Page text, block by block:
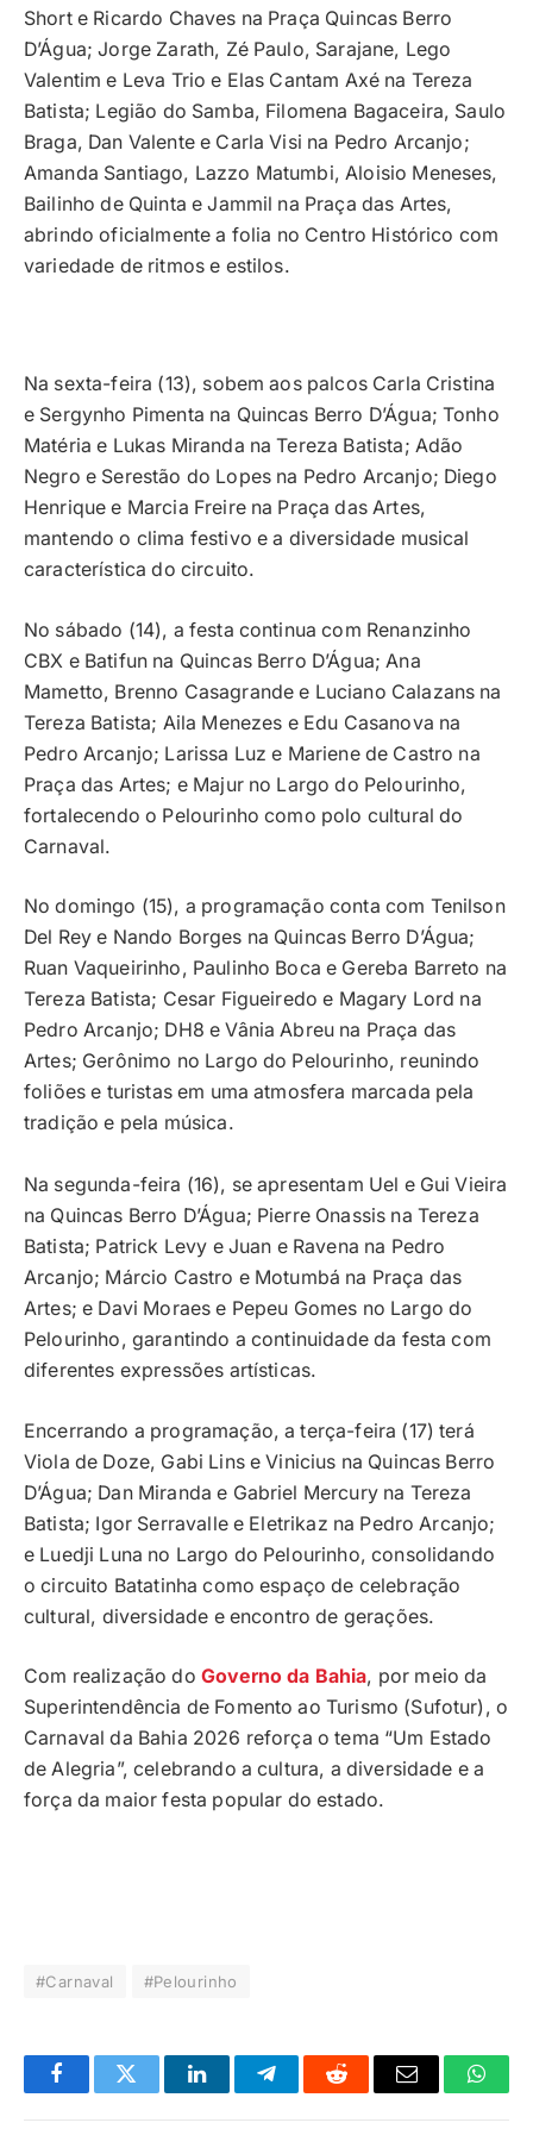
Short e Ricardo Chaves na Praça Quincas Berro
D’Água; Jorge Zarath, Zé Paulo, Sarajane, Lego
Valentim e Leva Trio e Elas Cantam Axé na Tereza
Batista; Legião do Samba, Filomena Bagaceira, Saulo
Braga, Dan Valente e Carla Visi na Pedro Arcanjo;
Amanda Santiago, Lazzo Matumbi, Aloisio Meneses,
Bailinho de Quinta e Jammil na Praça das Artes,
abrindo oficialmente a folia no Centro Histórico com
variedade de ritmos e estilos.
Na sexta-feira (13), sobem aos palcos Carla Cristina
e Sergynho Pimenta na Quincas Berro D’Água; Tonho
Matéria e Lukas Miranda na Tereza Batista; Adão
Negro e Serestão do Lopes na Pedro Arcanjo; Diego
Henrique e Marcia Freire na Praça das Artes,
mantendo o clima festivo e a diversidade musical
característica do circuito.
No sábado (14), a festa continua com Renanzinho
CBX e Batifun na Quincas Berro D’Água; Ana
Mametto, Brenno Casagrande e Luciano Calazans na
Tereza Batista; Aila Menezes e Edu Casanova na
Pedro Arcanjo; Larissa Luz e Mariene de Castro na
Praça das Artes; e Majur no Largo do Pelourinho,
fortalecendo o Pelourinho como polo cultural do
Carnaval.
No domingo (15), a programação conta com Tenilson
Del Rey e Nando Borges na Quincas Berro D’Água;
Ruan Vaqueirinho, Paulinho Boca e Gereba Barreto na
Tereza Batista; Cesar Figueiredo e Magary Lord na
Pedro Arcanjo; DH8 e Vânia Abreu na Praça das
Artes; Gerônimo no Largo do Pelourinho, reunindo
foliões e turistas em uma atmosfera marcada pela
tradição e pela música.
Na segunda-feira (16), se apresentam Uel e Gui Vieira
na Quincas Berro D’Água; Pierre Onassis na Tereza
Batista; Patrick Levy e Juan e Ravena na Pedro
Arcanjo; Márcio Castro e Motumbá na Praça das
Artes; e Davi Moraes e Pepeu Gomes no Largo do
Pelourinho, garantindo a continuidade da festa com
diferentes expressões artísticas.
Encerrando a programação, a terça-feira (17) terá
Viola de Doze, Gabi Lins e Vinicius na Quincas Berro
D’Água; Dan Miranda e Gabriel Mercury na Tereza
Batista; Igor Serravalle e Eletrikaz na Pedro Arcanjo;
e Luedji Luna no Largo do Pelourinho, consolidando
o circuito Batatinha como espaço de celebração
cultural, diversidade e encontro de gerações.
Com realização do Governo da Bahia, por meio da
Superintendência de Fomento ao Turismo (Sufotur), o
Carnaval da Bahia 2026 reforça o tema “Um Estado
de Alegria”, celebrando a cultura, a diversidade e a
força da maior festa popular do estado.
#Carnaval #Pelourinho
FacebookTwitter LinkedInTelegramaReddit
E-